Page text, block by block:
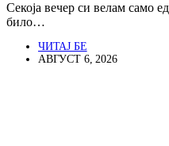
Секоја вечер си велам само
било…
ЧИТАЈ БЕ
АВГУСТ 6, 2026